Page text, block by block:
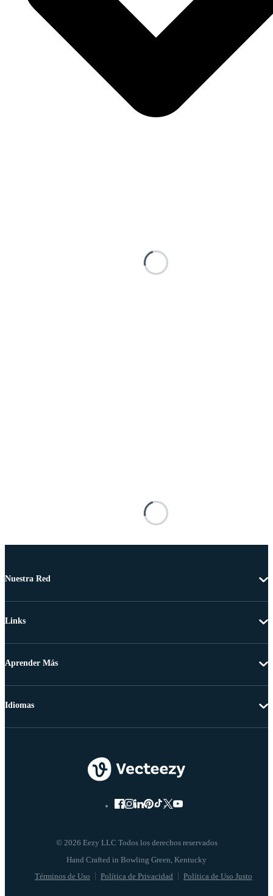
Nuestra Red
Links
Aprender Más
© 2026 Eezy LLC Todos los derechos reservados
Términos de Uso Política de Privacidad Política de Uso Justo
Idiomas